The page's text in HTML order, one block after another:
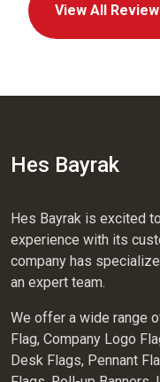
View All
Hes Bayrak
Hes Bayrak is excited
experience with its
company has
an expert team.
We offer a wide range
Flag, Company Logo
Desk Flags, Pennant